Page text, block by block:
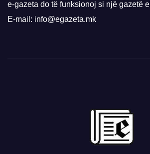
e-gazeta do të funksionoj si një gazetë
E-mail: info@egazeta.mk